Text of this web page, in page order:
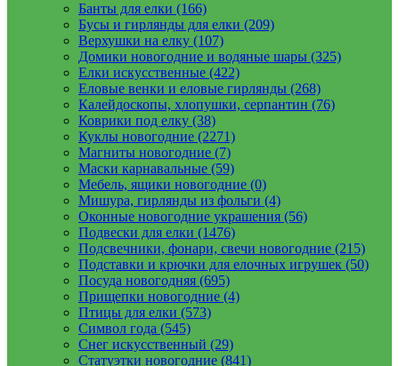
Банты для елки (166)
Бусы и гирлянды для елки (209)
Верхушки на елку (107)
Домики новогодние и водяные шары (325)
Елки искусственные (422)
Еловые венки и еловые гирлянды (268)
Калейдоскопы, хлопушки, серпантин (76)
Коврики под елку (38)
Куклы новогодние (2271)
Магниты новогодние (7)
Маски карнавальные (59)
Мебель, ящики новогодние (0)
Мишура, гирлянды из фольги (4)
Оконные новогодние украшения (56)
Подвески для елки (1476)
Подсвечники, фонари, свечи новогодние (215)
Подставки и крючки для елочных игрушек (50)
Посуда новогодняя (695)
Прищепки новогодние (4)
Птицы для елки (573)
Символ года (545)
Снег искусственный (29)
Статуэтки новогодние (841)